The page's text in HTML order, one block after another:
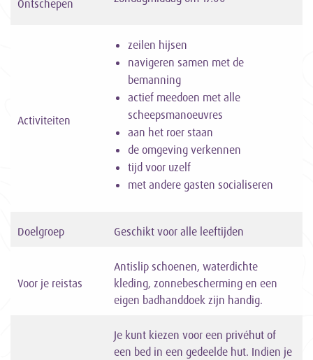
Ontschepen
Activiteiten
zeilen hijsen
navigeren samen met de
bemanning
actief meedoen met alle
scheepsmanoeuvres
aan het roer staan
de omgeving verkennen
tijd voor uzelf
met andere gasten socialiseren
Doelgroep Geschikt voor alle leeftijden
Voor je reistas
Antislip schoenen, waterdichte
kleding, zonnebescherming en een
eigen badhanddoek zijn handig.
Je kunt kiezen voor een privéhut of
een bed in een gedeelde hut. Indien je